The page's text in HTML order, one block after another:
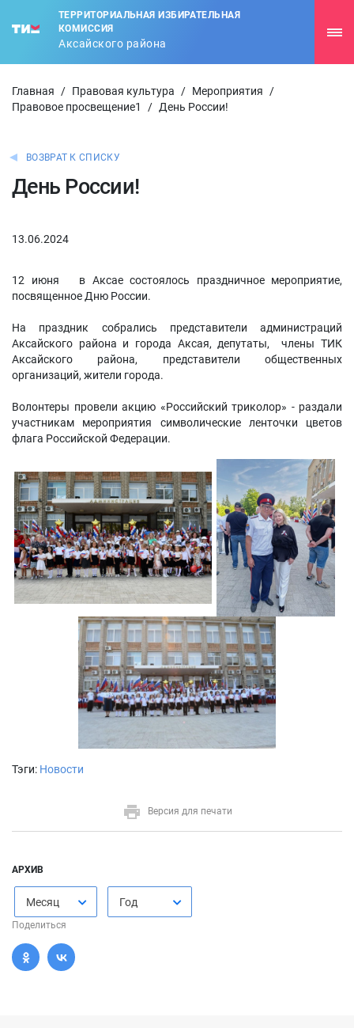
ТЕРРИТОРИАЛЬНАЯ ИЗБИРАТЕЛЬНАЯ
КОМИССИЯ
Аксайского района
Главная / Правовая культура / Мероприятия
/
Правовое просвещение1
/ День России!
ВОЗВРАТ К СПИСКУ
День России!
13.06.2024
12 июня в Аксае состоялось праздничное мероприятие,
посвященное Дню России.
На праздник собрались представители администраций
Аксайского района и города Аксая, депутаты, члены ТИК
Аксайского района, представители общественных
организаций, жители города.
Волонтеры провели акцию «Российский триколор» - раздали
участникам мероприятия символические ленточки цветов
флага Российской Федерации.
Тэги: Новости
Версия для печати
АРХИВ
Месяц Год
Поделиться